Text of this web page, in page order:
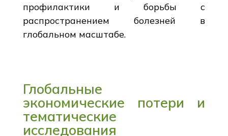
профилактики и борьбы с
распространением болезней в
глобальном масштабе.
Глобальные
экономические потери и
тематические
исследования